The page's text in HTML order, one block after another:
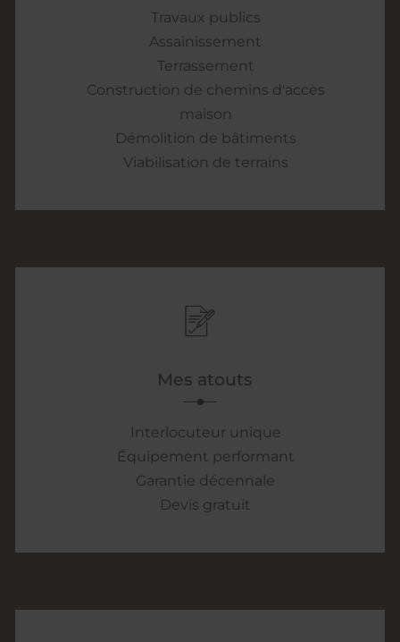
Travaux publics
Assainissement
Terrassement
Construction de chemins d'accès
maison
Démolition de bâtiments
Viabilisation de terrains
Mes atouts
Interlocuteur unique
Équipement performant
Garantie décennale
Devis gratuit